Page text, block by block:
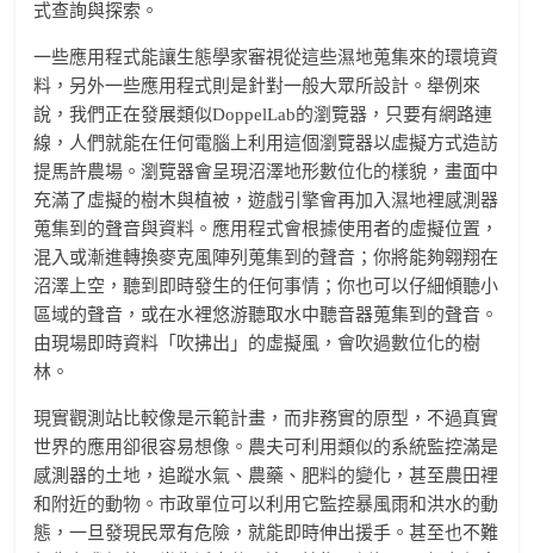
式查詢與探索。
一些應用程式能讓生態學家審視從這些濕地蒐集來的環境資
料，另外一些應用程式則是針對一般大眾所設計。舉例來
說，我們正在發展類似DoppelLab的瀏覽器，只要有網路連
線，人們就能在任何電腦上利用這個瀏覽器以虛擬方式造訪
提馬許農場。瀏覽器會呈現沼澤地形數位化的樣貌，畫面中
充滿了虛擬的樹木與植被，遊戲引擎會再加入濕地裡感測器
蒐集到的聲音與資料。應用程式會根據使用者的虛擬位置，
混入或漸進轉換麥克風陣列蒐集到的聲音；你將能夠翱翔在
沼澤上空，聽到即時發生的任何事情；你也可以仔細傾聽小
區域的聲音，或在水裡悠游聽取水中聽音器蒐集到的聲音。
由現場即時資料「吹拂出」的虛擬風，會吹過數位化的樹
林。
現實觀測站比較像是示範計畫，而非務實的原型，不過真實
世界的應用卻很容易想像。農夫可利用類似的系統監控滿是
感測器的土地，追蹤水氣、農藥、肥料的變化，甚至農田裡
和附近的動物。市政單位可以利用它監控暴風雨和洪水的動
態，一旦發現民眾有危險，就能即時伸出援手。甚至也不難